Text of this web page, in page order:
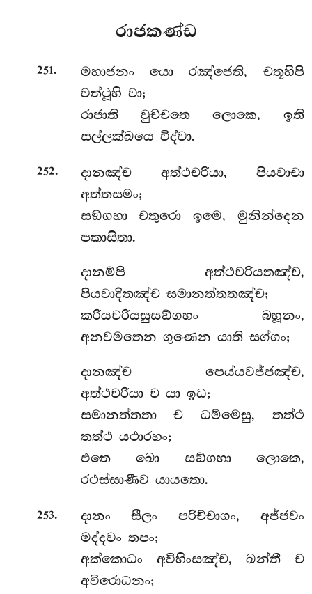
රාජකණ්ඩ
251. මහාජනංයො රඤ්ජෙති, චතූහිපි
වත්ථූහි වා;
රාජාති වුච්චතෙ ලොකෙ, ඉති
සල්ලක්ඛයෙ විද්වා.
252.
දානඤ්ච අත්ථචරියා, පියවාචා
අත්තසමං;
සඞ්ගහා චතුරො ඉමෙ, මුනින්දෙන
පකාසිතා.
දානම්පි අත්ථචරියතඤ්ච,
පියවාදිතඤ්ච සමානත්තතඤ්ච;
කරියචරියසුසඞ්ගහං බහූනං,
අනවමතෙන ගුණෙන යාති සග්ගං;
දානඤ්ච පෙය්යවජ්ජඤ්ච,
අත්ථචරියා ච යා ඉධ;
සමානත්තතා ච ධම්මෙසු, තත්ථ
තත්ථ යථාරහං;
එතෙ ඛො සඞ්ගහා ලොකෙ,
රථස්සාණීව යායතො.
253.
දානං සීලං පරිච්චාගං, අජ්ජවං
මද්දවං තපං;
අක්කොධං අවිහිංසඤ්ච, ඛන්තී ච
අවිරොධනං;